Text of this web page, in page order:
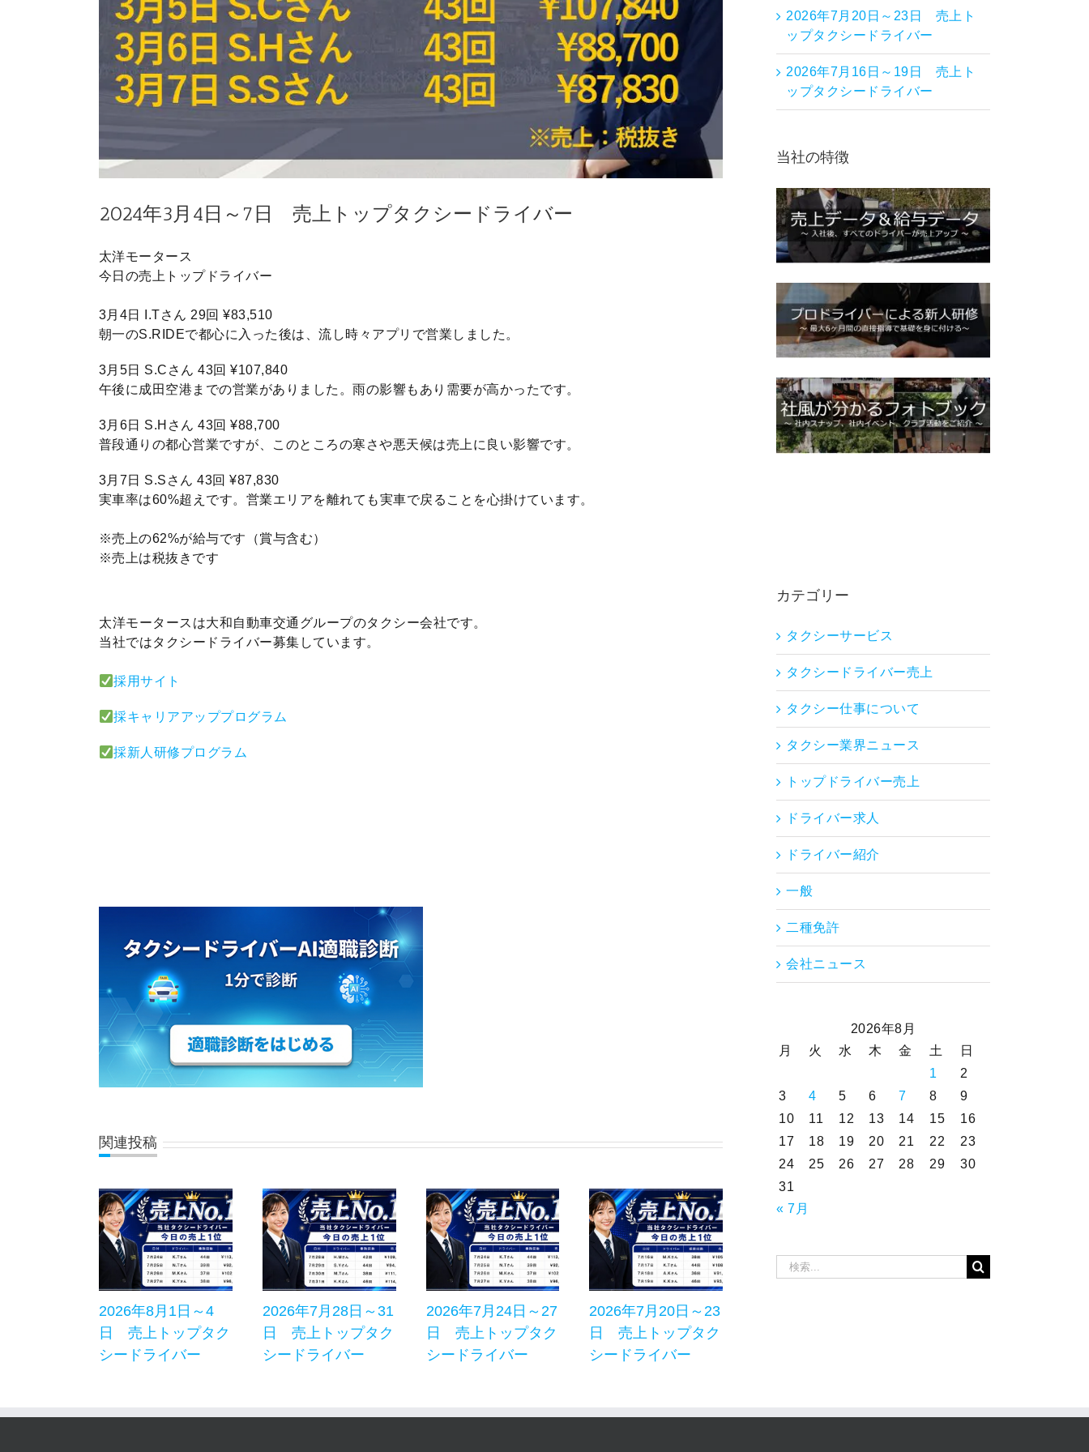
2024年3月4日～7日 売上トップタクシードライバー
太洋モータース
今日の売上トップドライバー
3月4日 I.Tさん 29回 ¥83,510
朝一のS.RIDEで都心に入った後は、流し時々アプリで営業しました。
3月5日 S.Cさん 43回 ¥107,840
午後に成田空港までの営業がありました。雨の影響もあり需要が高かったです。
3月6日 S.Hさん 43回 ¥88,700
普段通りの都心営業ですが、このところの寒さや悪天候は売上に良い影響です。
3月7日 S.Sさん 43回 ¥87,830
実車率は60%超えです。営業エリアを離れても実車で戻ることを心掛けています。
※売上の62%が給与です（賞与含む）
※売上は税抜きです
太洋モータースは大和自動車交通グループのタクシー会社です。
当社ではタクシードライバー募集しています。
採用サイト
採キャリアアッププログラム
採新人研修プログラム
関連投稿
2026年8月1日～4
日 売上トップタク
シードライバー
2026年7月28日～31
日 売上トップタク
シードライバー
2026年7月24日～27
日 売上トップタク
シードライバー
2026年7月20日～23
日 売上トップタク
シードライバー
2026年7月20日～23日 売上ト
ップタクシードライバー
2026年7月16日～19日 売上ト
ップタクシードライバー
当社の特徴
カテゴリー
タクシーサービス
タクシードライバー売上
タクシー仕事について
タクシー業界ニュース
トップドライバー売上
ドライバー求人
ドライバー紹介
一般
二種免許
会社ニュース
2026年8月
月
火 水 木 金 土
日
1
2
3
4 5 6 7 8
9
10
11 12 13 14 15
16
17
18 19 20 21 22
23
24
25 26 27 28 29
30
31
« 7月
索